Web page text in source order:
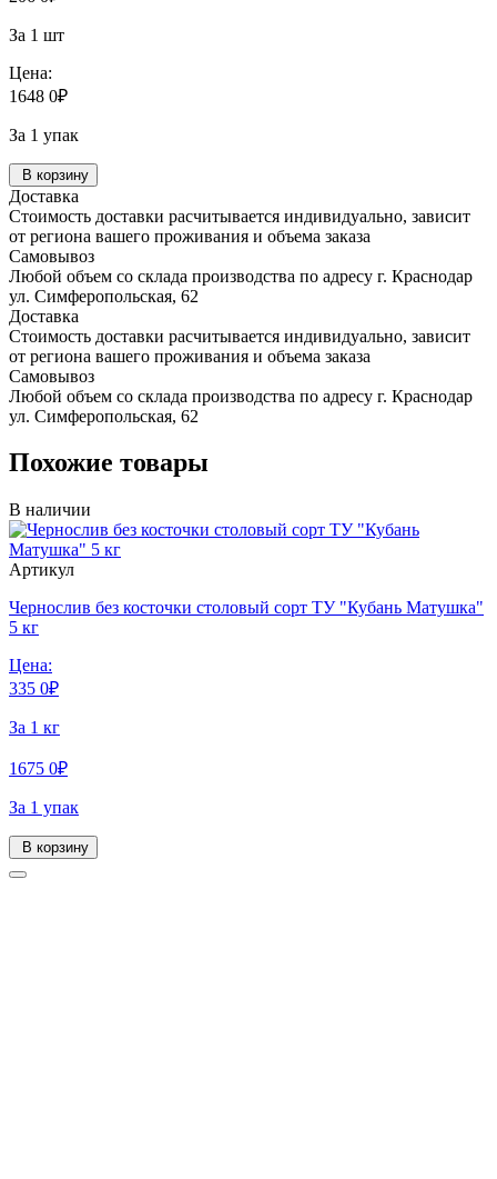
За 1 шт
Цена:
1648 0₽
За 1 упак
В корзину
Доставка
Стоимость доставки расчитывается индивидуально, зависит
от региона вашего проживания и объема заказа
Самовывоз
Любой объем со склада производства по адресу г. Краснодар
ул. Симферопольская, 62
Доставка
Стоимость доставки расчитывается индивидуально, зависит
от региона вашего проживания и объема заказа
Самовывоз
Любой объем со склада производства по адресу г. Краснодар
ул. Симферопольская, 62
Похожие товары
В наличии
Артикул
Чернослив без косточки столовый сорт ТУ "Кубань Матушка"
5 кг
Цена:
335 0₽
За 1 кг
1675 0₽
За 1 упак
В корзину